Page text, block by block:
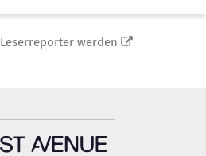
Leserreporter werden